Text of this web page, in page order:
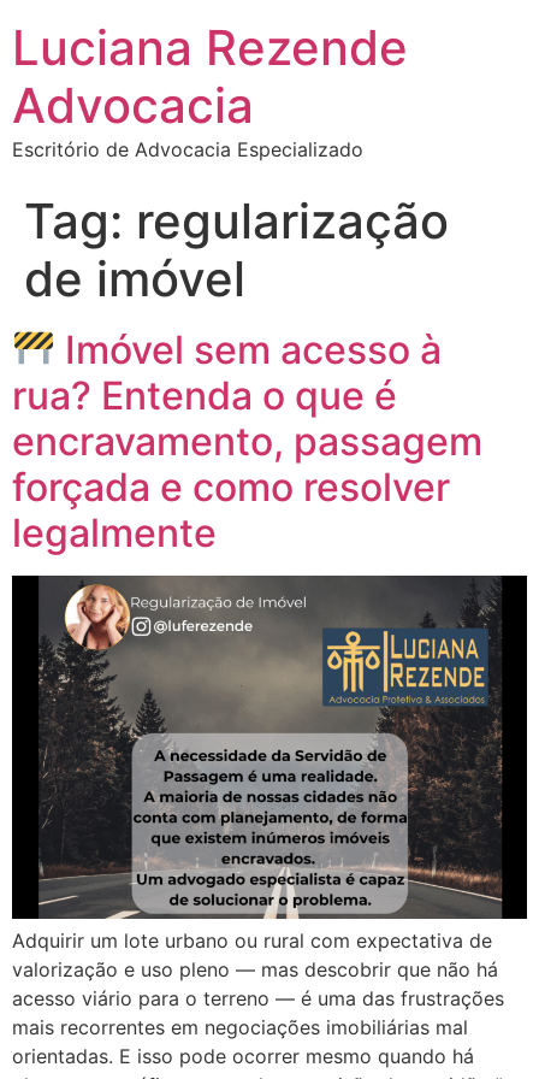
Luciana Rezende
Advocacia
Escritório de Advocacia Especializado
Tag: regularização
de imóvel
Imóvel sem acesso à
rua? Entenda o que é
encravamento, passagem
forçada e como resolver
legalmente
Adquirir um lote urbano ou rural com expectativa de
valorização e uso pleno — mas descobrir que não há
acesso viário para o terreno — é uma das frustrações
mais recorrentes em negociações imobiliárias mal
orientadas. E isso pode ocorrer mesmo quando há